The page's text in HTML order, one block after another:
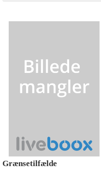
Grænsetilfælde